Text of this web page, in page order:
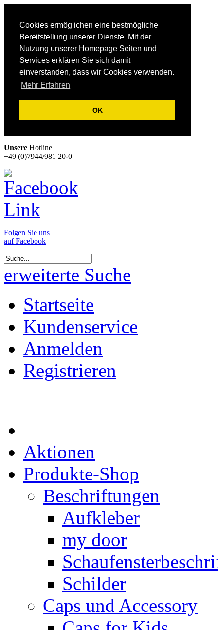
Cookies ermöglichen eine bestmögliche
Bereitstellung unserer Dienste. Mit der
Nutzung unserer Homepage Seiten und
Services erklären Sie sich damit
einverstanden, dass wir Cookies verwenden.
Mehr Erfahren
OK
Unsere Hotline
+49 (0)7944/981 20-0
Folgen Sie uns
auf Facebook
erweiterte Suche
Startseite
Kundenservice
Anmelden
Registrieren
Aktionen
Produkte-Shop
Beschriftungen
Aufkleber
my door
Schilder
Caps und Accessory